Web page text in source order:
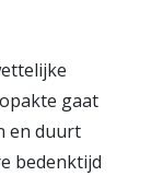
gaat
en duurt
bedenktijd